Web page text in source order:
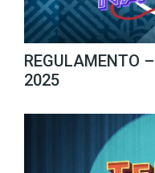
REGULAMENTO
2025